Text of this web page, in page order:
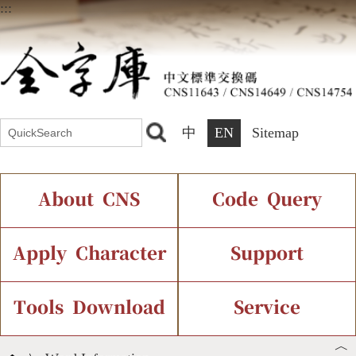
:::
中 EN Sitemap
About CNS
Introduction Current Status
Chinese Code Status
Code Query
IDS Query
Components Query
Apply Character
Application Process
Support
Font Instant Display
Tools Download Service
︿